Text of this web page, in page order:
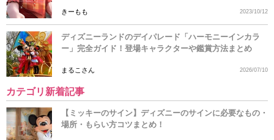
きーもも 2023/10/12
ディズニーランドのデイパレード「ハーモニーインカラ
ー」完全ガイド！登場キャラクターや鑑賞方法まとめ
まるこさん 2026/07/10
カテゴリ新着記事
【ミッキーのサイン】ディズニーのサインに必要なもの・
場所・もらい方コツまとめ！